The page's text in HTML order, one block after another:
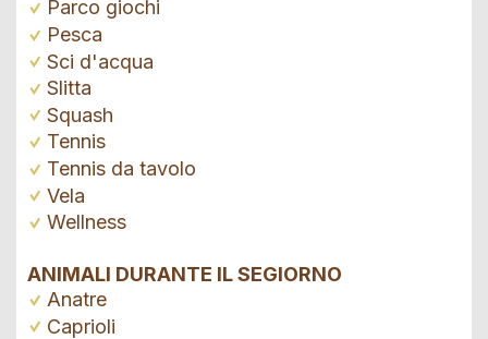
Parco giochi
Pesca
Sci d'acqua
Slitta
Squash
Tennis
Tennis da tavolo
Vela
Wellness
ANIMALI DURANTE IL SEGIORNO
Anatre
Caprioli